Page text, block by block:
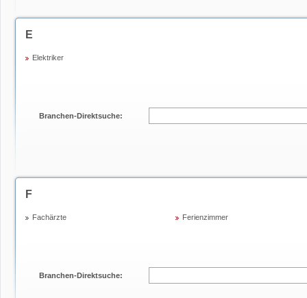
E
Elektriker
Branchen-Direktsuche:
F
Fachärzte Ferienzimmer
Branchen-Direktsuche: